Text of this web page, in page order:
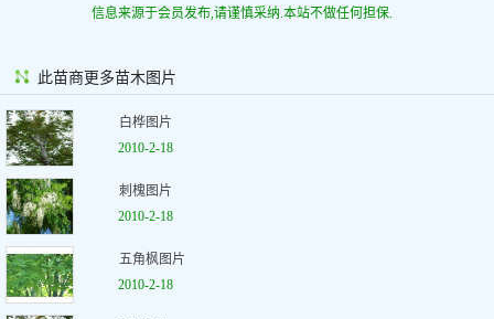
信息来源于会员发布,请谨慎采纳.本站不做任何担保.
此苗商更多苗木图片
白桦图片
2010-2-18
刺槐图片
2010-2-18
五角枫图片
2010-2-18